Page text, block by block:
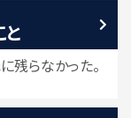
と
残らなかった。